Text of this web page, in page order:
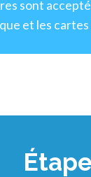
sont
et les